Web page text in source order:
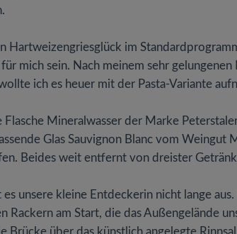
Hartweizengriesglück im
mich sein. Nach meinem sehr
ich es heuer mit der Pasta-Variante
Flasche Mineralwasser der Marke
Glas Sauvignon Blanc vom
Beides weit entfernt von dreister
es unsere kleine Entdeckerin nicht lange
Rackern am Start, die das Außengelände
Brücke über das künstlich angelegte